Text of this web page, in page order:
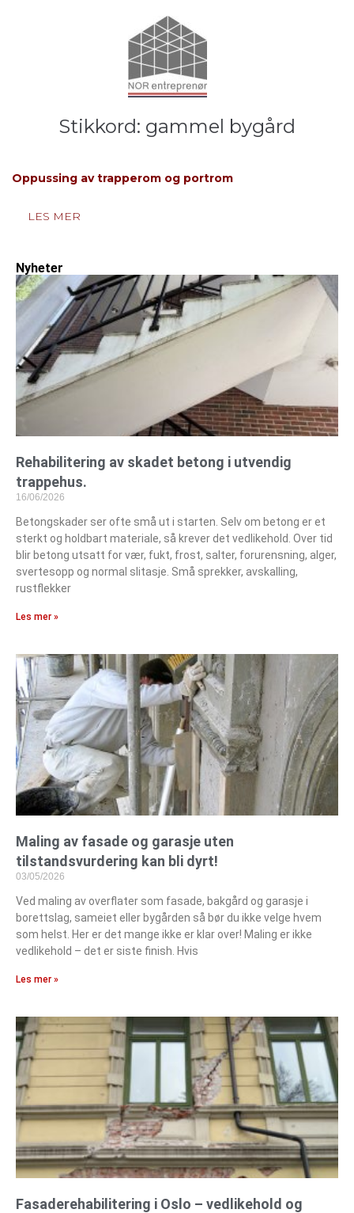
Stikkord: gammel bygård
Oppussing av trapperom og portrom
LES MER
Nyheter
Rehabilitering av skadet betong i utvendig
trappehus.
16/06/2026
Betongskader ser ofte små ut i starten. Selv om betong er et
sterkt og holdbart materiale, så krever det vedlikehold. Over tid
blir betong utsatt for vær, fukt, frost, salter, forurensning, alger,
svertesopp og normal slitasje. Små sprekker, avskalling,
rustflekker
Les mer »
Maling av fasade og garasje uten
tilstandsvurdering kan bli dyrt!
03/05/2026
Ved maling av overflater som fasade, bakgård og garasje i
borettslag, sameiet eller bygården så bør du ikke velge hvem
som helst. Her er det mange ikke er klar over! Maling er ikke
vedlikehold – det er siste finish. Hvis
Les mer »
Fasaderehabilitering i Oslo – vedlikehold og